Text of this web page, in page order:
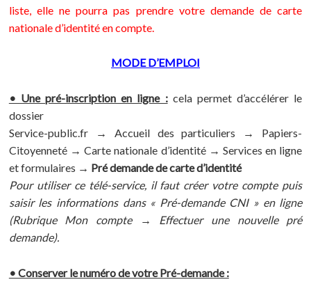
liste, elle ne pourra pas prendre votre demande de carte
nationale d’identité en compte.
MODE D’EMPLOI
• Une pré-inscription en ligne :cela permet d’accélérer le
dossier
Service-public.fr → Accueil des particuliers → Papiers-
Citoyenneté → Carte nationale d’identité → Services en ligne
et formulaires → Pré demande de carte d’identité
Pour utiliser ce télé-service, il faut créer votre compte puis
saisir les informations dans « Pré-demande CNI » en ligne
(Rubrique Mon compte → Effectuer une nouvelle pré
demande).
• Conserver le numéro de votre Pré-demande :